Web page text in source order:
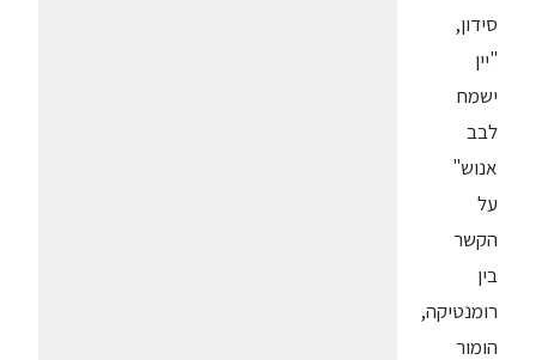
סידון,
"יין
ישמח
לבב
אנוש"
על
הקשר
בין
רומנטיקה,
הומור